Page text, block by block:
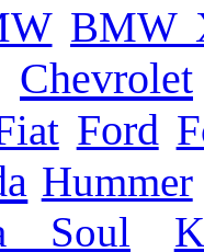
BMW
Chevrolet
Ford
Hummer
Soul